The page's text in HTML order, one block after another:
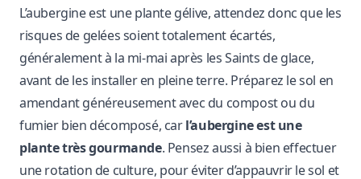
L’aubergine est une plante gélive, attendez donc que les
risques de gelées soient totalement écartés,
généralement à la mi-mai après les Saints de glace,
avant de les installer en pleine terre. Préparez le sol en
amendant généreusement avec du compost ou du
fumier bien décomposé, carl’aubergine est une
plante très gourmande. Pensez aussi à bien effectuer
une rotation de culture, pour éviter d’appauvrir le sol et